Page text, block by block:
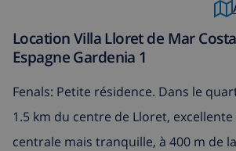
Location Villa Lloret de Mar
Espagne Gardenia 1
Fenals: Petite résidence. Dans le
1.5 km du centre de Lloret,
centrale mais tranquille, à 400 m de